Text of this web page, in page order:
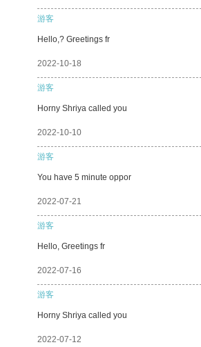
游客
Hello,? Greetings fr
2022-10-18
游客
Horny Shriya called you
2022-10-10
游客
You have 5 minute oppor
2022-07-21
游客
Hello, Greetings fr
2022-07-16
游客
Horny Shriya called you
2022-07-12